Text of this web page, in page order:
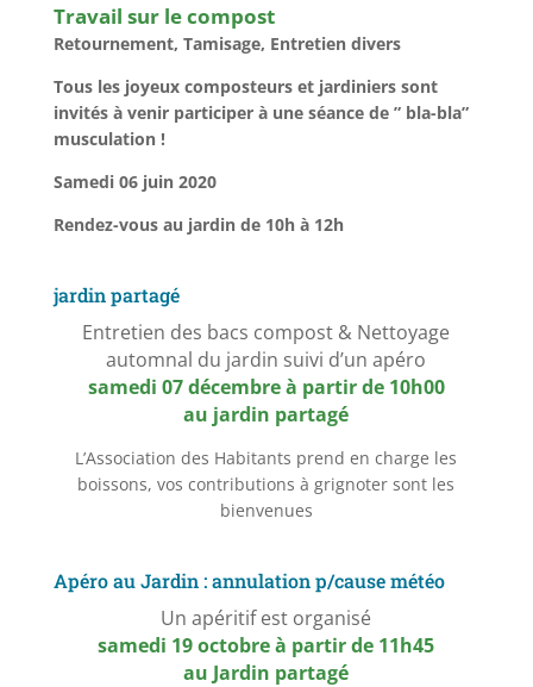
Travail sur le compost
Retournement, Tamisage, Entretien divers
Tous les joyeux composteurs et jardiniers sont
invités à venir participer à une séance de ” bla-bla”
musculation !
Samedi 06 juin 2020
Rendez-vous au jardin de 10h à 12h
jardin partagé
Entretien des bacs compost & Nettoyage
automnal du jardin suivi d’un apéro
samedi 07 décembre à partir de 10h00
au jardin partagé
L’Association des Habitants prend en charge les
boissons, vos contributions à grignoter sont les
bienvenues
Apéro au Jardin : annulation p/cause météo
Un apéritif est organisé
samedi 19 octobre à partir de 11h45
au Jardin partagé